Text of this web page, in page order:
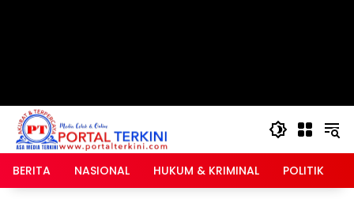
BERITA NASIONAL HUKUM & KRIMINAL POLITIK